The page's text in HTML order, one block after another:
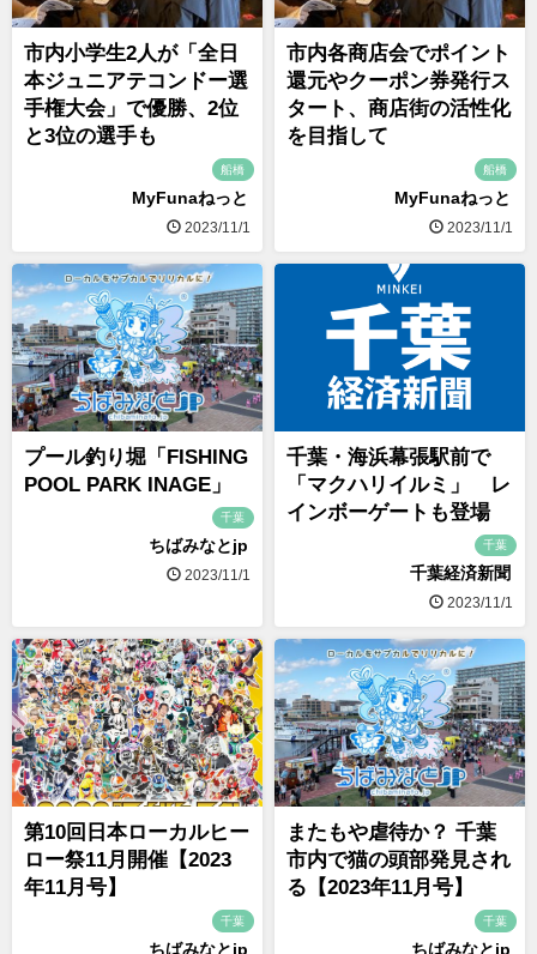
市内小学生2人が「全日
本ジュニアテコンドー選
手権大会」で優勝、2位
と3位の選手も
船橋
MyFunaねっと
2023/11/1
市内各商店会でポイント
還元やクーポン券発行ス
タート、商店街の活性化
を目指して
船橋
MyFunaねっと
2023/11/1
プール釣り堀「FISHING
POOL PARK INAGE」
千葉
ちばみなとjp
2023/11/1
千葉・海浜幕張駅前で
「マクハリイルミ」 レ
インボーゲートも登場
千葉
千葉経済新聞
2023/11/1
第10回日本ローカルヒー
ロー祭11月開催【2023
年11月号】
千葉
ちばみなとjp
またもや虐待か？ 千葉
市内で猫の頭部発見され
る【2023年11月号】
千葉
ちばみなとjp